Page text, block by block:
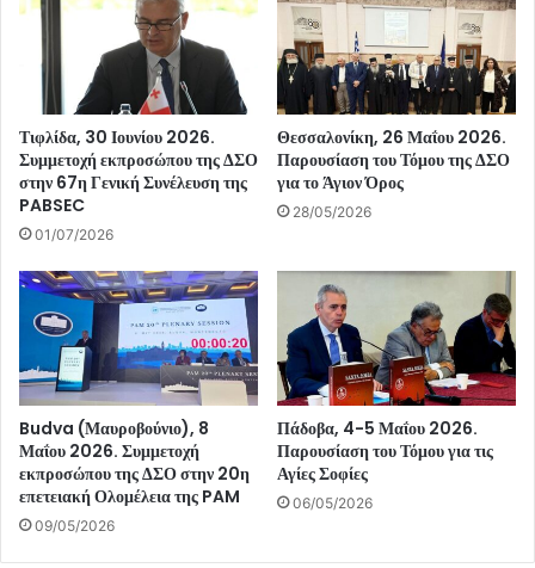
Τιφλίδα, 30 Ιουνίου 2026.
Συμμετοχή εκπροσώπου της ΔΣΟ
στην 67η Γενική Συνέλευση της
PABSEC
01/07/2026
Θεσσαλονίκη, 26 Μαΐου 2026.
Παρουσίαση του Τόμου της ΔΣΟ
για το Άγιον Όρος
28/05/2026
Budva (Μαυροβούνιο), 8
Μαΐου 2026. Συμμετοχή
εκπροσώπου της ΔΣΟ στην 20η
επετειακή Ολομέλεια της PAM
09/05/2026
Πάδοβα, 4-5 Μαΐου 2026.
Παρουσίαση του Τόμου για τις
Αγίες Σοφίες
06/05/2026